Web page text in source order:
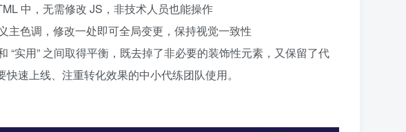
中，无需修改 JS，非技术人员也能操作
主色调，修改一处即可全局变更，保持视觉一致性
“实用” 之间取得平衡，既去掉了非必要的装饰性元素，又保留了代
速上线、注重转化效果的中小代练团队使用。